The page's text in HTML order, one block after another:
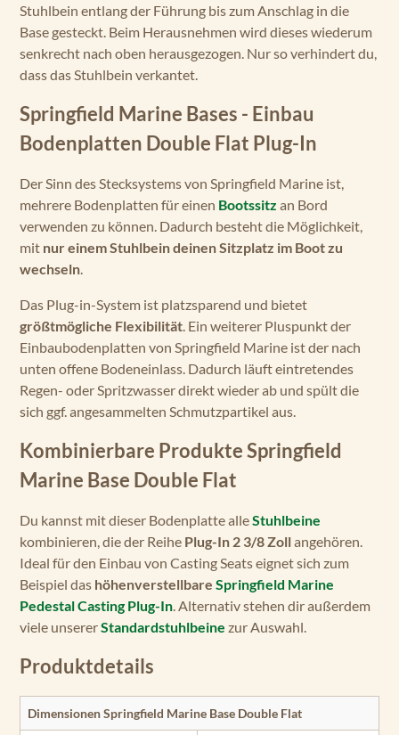
Stuhlbein entlang der Führung bis zum Anschlag in die
Base gesteckt. Beim Herausnehmen wird dieses wiederum
senkrecht nach oben herausgezogen. Nur so verhindert du,
dass das Stuhlbein verkantet.
Springfield Marine Bases - Einbau
Bodenplatten Double Flat Plug-In
Der Sinn des Stecksystems von Springfield Marine ist,
mehrere Bodenplatten für einen Bootssitz an Bord
verwenden zu können. Dadurch besteht die Möglichkeit,
mit nur einem Stuhlbein deinen Sitzplatz im Boot zu
wechseln.
Das Plug-in-System ist platzsparend und bietet
größtmögliche Flexibilität. Ein weiterer Pluspunkt der
Einbaubodenplatten von Springfield Marine ist der nach
unten offene Bodeneinlass. Dadurch läuft eintretendes
Regen- oder Spritzwasser direkt wieder ab und spült die
sich ggf. angesammelten Schmutzpartikel aus.
Kombinierbare Produkte Springfield
Marine Base Double Flat
Du kannst mit dieser Bodenplatte alleStuhlbeine
kombinieren, die der Reihe Plug-In 2 3/8 Zollangehören.
Ideal für den Einbau von Casting Seats eignet sich zum
Beispiel das höhenverstellbare Springfield Marine
Pedestal Casting Plug-In. Alternativ stehen dir außerdem
viele unsererStandardstuhlbeine zur Auswahl.
Produktdetails
Dimensionen Springfield Marine Base Double Flat